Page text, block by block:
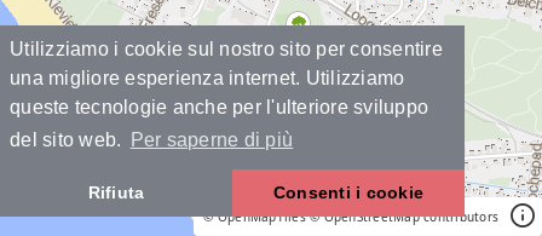
Utilizziamo i cookie sul nostro sito per consentire
una migliore esperienza internet. Utilizziamo
queste tecnologie anche per l'ulteriore sviluppo
del sito web.
Per saperne di più
Rifiuta Consenti i cookie
© OpenMapTiles © OpenStreetMap contributors